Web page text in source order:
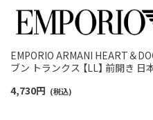
EMPORIO ARMANI HEART＆
ブン トランクス 【LL】 前開き
4,730円 (税込)